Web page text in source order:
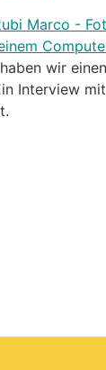
wir
Interview